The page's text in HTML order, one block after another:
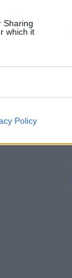
Sharing
which it
Policy
e Melis,
Atzori e